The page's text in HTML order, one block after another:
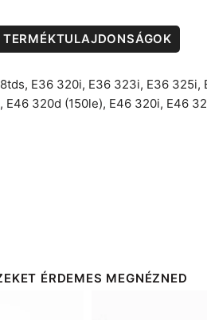
TERMÉKTULAJDONSÁGOK
, E36 320i, E36 323i, E36 325i,
, E46 320d (150le), E46 320i, E46
ÉRDEMES MEGNÉZNED